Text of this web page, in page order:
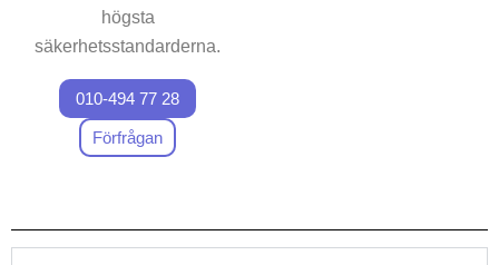
högsta
säkerhetsstandarderna.
Oavsett om det handlar
om att hantera tekniska
anpassningar eller annan
med noggrannhet och
010-494 77 28
Förfrågan